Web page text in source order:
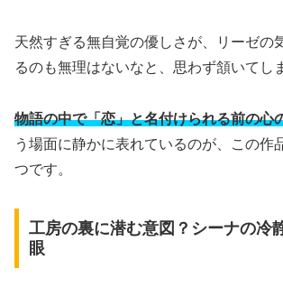
天然すぎる無自覚の優しさが、リーゼの
るのも無理はないなと、思わず頷いてし
物語の中で「恋」と名付けられる前の心
う場面に静かに表れているのが、この作
つです。
工房の裏に潜む意図？シーナの冷
眼